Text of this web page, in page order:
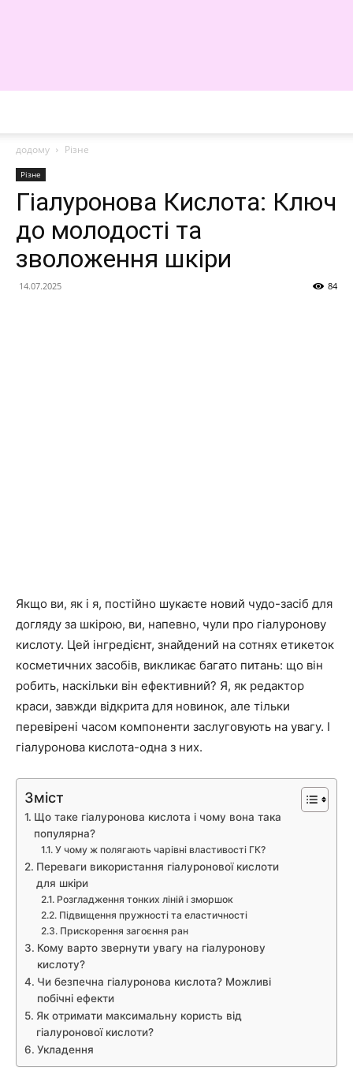
додому
Різне
Різне
Гіалуронова Кислота: Ключ
до молодості та
зволоження шкіри
14.07.2025 84
Якщо ви, як і я, постійно шукаєте новий чудо-засіб для
догляду за шкірою, ви, напевно, чули про гіалуронову
кислоту. Цей інгредієнт, знайдений на сотнях етикеток
косметичних засобів, викликає багато питань: що він
робить, наскільки він ефективний? Я, як редактор
краси, завжди відкрита для новинок, але тільки
перевірені часом компоненти заслуговують на увагу. І
гіалуронова кислота-одна з них.
Зміст
Що таке гіалуронова кислота і чому вона така
популярна?
У чому ж полягають чарівні властивості ГК?
Переваги використання гіалуронової кислоти
для шкіри
Розгладження тонких ліній і зморшок
Підвищення пружності та еластичності
Прискорення загоєння ран
Кому варто звернути увагу на гіалуронову
кислоту?
Чи безпечна гіалуронова кислота? Можливі
побічні ефекти
Як отримати максимальну користь від
гіалуронової кислоти?
Укладення